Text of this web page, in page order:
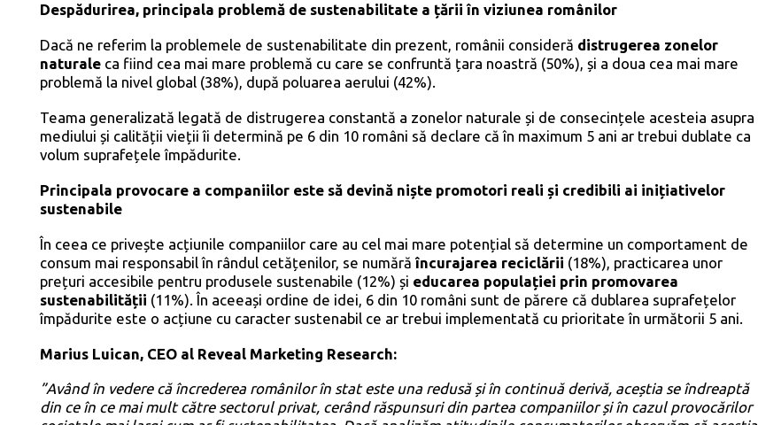
Despădurirea, principala problemă de sustenabilitate a țării în viziunea românilor
Dacă ne referim la problemele de sustenabilitate din prezent, românii consideră distrugerea zonelor
naturale ca fiind cea mai mare problemă cu care se confruntă țara noastră (50%), și a doua cea mai mare
problemă la nivel global (38%), după poluarea aerului (42%).
Teama generalizată legată de distrugerea constantă a zonelor naturale și de consecințele acesteia asupra
mediului și calității vieții îi determină pe 6 din 10 români să declare că în maximum 5 ani ar trebui dublate ca
volum suprafețele împădurite.
Principala provocare a companiilor este să devină niște promotori reali și credibili ai inițiativelor
sustenabile
În ceea ce privește acțiunile companiilor care au cel mai mare potențial să determine un comportament de
consum mai responsabil în rândul cetățenilor, se numărăîncurajarea reciclării (18%), practicarea unor
prețuri accesibile pentru produsele sustenabile (12%) și educarea populației prin promovarea
sustenabilității (11%). În aceeași ordine de idei, 6 din 10 români sunt de părere că dublarea suprafețelor
împădurite este o acțiune cu caracter sustenabil ce ar trebui implementată cu prioritate în următorii 5 ani.
Marius Luican, CEO al Reveal Marketing Research:
”Având în vedere că încrederea românilor în stat este una redusă și în continuă derivă, aceștia se îndreaptă
din ce în ce mai mult către sectorul privat, cerând răspunsuri din partea companiilor și în cazul provocărilor